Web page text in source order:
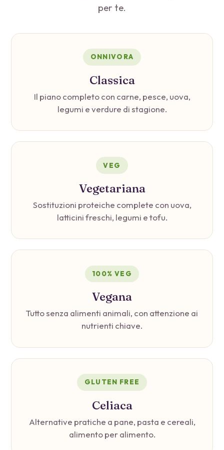
per te.
ONNIVORA
Classica
Il piano completo con carne, pesce, uova,
legumi e verdure di stagione.
VEG
Vegetariana
Sostituzioni proteiche complete con uova,
latticini freschi, legumi e tofu.
100% VEG
Vegana
Tutto senza alimenti animali, con attenzione ai
nutrienti chiave.
GLUTEN FREE
Celiaca
Alternative pratiche a pane, pasta e cereali,
alimento per alimento.